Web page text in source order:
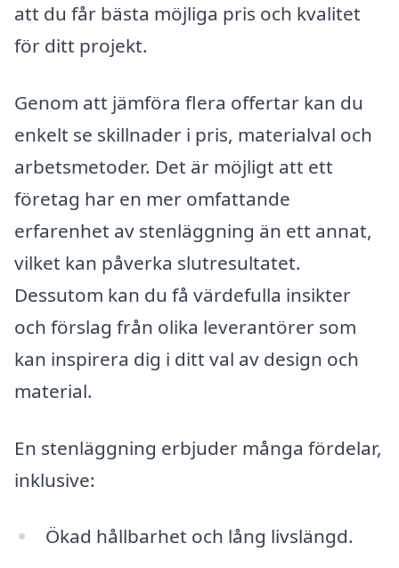
att du får bästa möjliga pris och kvalitet
för ditt projekt.
Genom att jämföra flera offertar kan du
enkelt se skillnader i pris, materialval och
arbetsmetoder. Det är möjligt att ett
företag har en mer omfattande
erfarenhet av stenläggning än ett annat,
vilket kan påverka slutresultatet.
Dessutom kan du få värdefulla insikter
och förslag från olika leverantörer som
kan inspirera dig i ditt val av design och
material.
En stenläggning erbjuder många fördelar,
inklusive:
Ökad hållbarhet och lång livslängd.